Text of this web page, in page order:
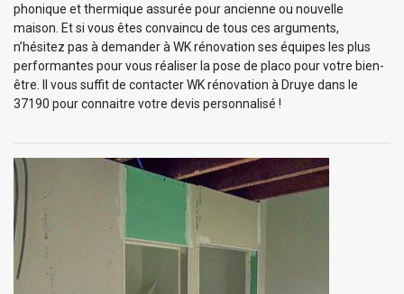
phonique et thermique assurée pour ancienne ou nouvelle
maison. Et si vous êtes convaincu de tous ces arguments,
n’hésitez pas à demander à WK rénovation ses équipes les plus
performantes pour vous réaliser la pose de placo pour votre bien-
être. Il vous suffit de contacter WK rénovation à Druye dans le
37190 pour connaitre votre devis personnalisé !